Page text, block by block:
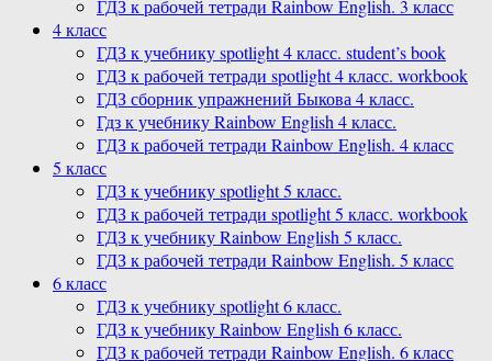
ГДЗ к рабочей тетради Rainbow English. 3 класс
4 класс
ГДЗ к учебнику spotlight 4 класс. student’s book
ГДЗ к рабочей тетради spotlight 4 класс. workbook
ГДЗ сборник упражнений Быкова 4 класс.
Гдз к учебнику Rainbow English 4 класс.
ГДЗ к рабочей тетради Rainbow English. 4 класс
5 класс
ГДЗ к учебнику spotlight 5 класс.
ГДЗ к рабочей тетради spotlight 5 класс. workbook
ГДЗ к учебнику Rainbow English 5 класс.
ГДЗ к рабочей тетради Rainbow English. 5 класс
6 класс
ГДЗ к учебнику spotlight 6 класс.
ГДЗ к учебнику Rainbow English 6 класс.
ГДЗ к рабочей тетради Rainbow English. 6 класс